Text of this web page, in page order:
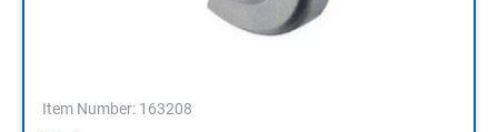
Item Number: 163208